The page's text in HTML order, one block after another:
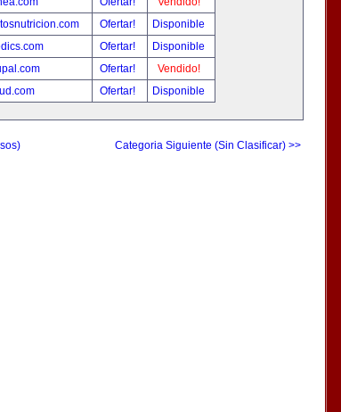
Ofertar!
Disponible
Ofertar!
Disponible
Ofertar!
Vendido!
Ofertar! Disponible
Categoria Siguiente (Sin Clasificar) >>